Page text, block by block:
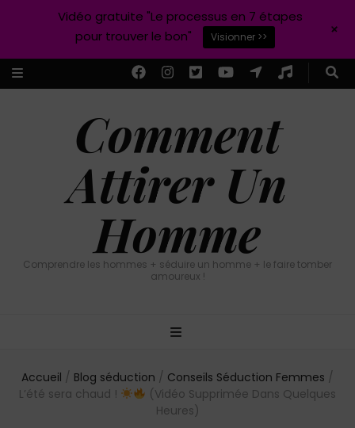
Comment
Attirer Un
Homme
Comprendre les hommes + séduire un homme + le faire tomber
amoureux !
Accueil / Blog séduction / Conseils Séduction Femmes /
L’été sera chaud !
(Vidéo Supprimée Dans Quelques
Heures)
Vidéo gratuite "Le processus en 7 étapes
pour trouver le bon"
Visionner >> +